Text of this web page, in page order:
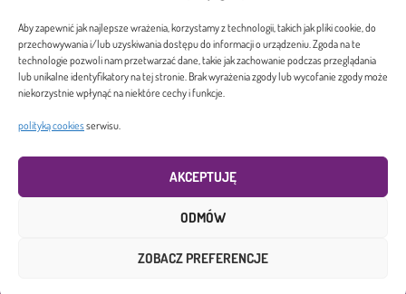
Aby zapewnić jak najlepsze wrażenia, korzystamy z technologii, takich jak pliki cookie, do
przechowywania i/lub uzyskiwania dostępu do informacji o urządzeniu. Zgoda na te
technologie pozwoli nam przetwarzać dane, takie jak zachowanie podczas przeglądania
lub unikalne identyfikatory na tej stronie. Brak wyrażenia zgody lub wycofanie zgody może
niekorzystnie wpłynąć na niektóre cechy i funkcje.
polityką cookiesserwisu.
AKCEPTUJĘ
ODMÓW
ZOBACZ PREFERENCJE
Wyrażam zgodę na przetwarzanie moich danych osobowych
zgodnie zpolityką cookiesserwisu
WYŚLIJ WIADOMOŚĆ
Copyright 2026. 8HRS Sp. z o.o. Wszelkie prawa zastrzeżone. | Projekt i